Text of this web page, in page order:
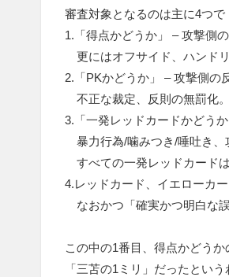
審査対象となるのは主に4つで
1.「得点かどうか」 – 攻撃側
更にはオフサイド、ハンド
2.「PKかどうか」 – 攻撃側の
不正な裁定、反則の無罰化。
3.「一発レッドカードかどう
暴力行為/噛みつき/唾吐き、
すべての一発レッドカード
4.レッドカード、イエローカ
なおかつ「確実かつ明白な
この中の1番目、得点かどう
「三苫の1ミリ」だったという